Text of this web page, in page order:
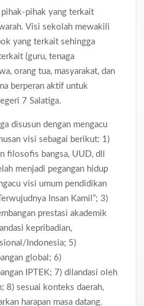
pihak yang terkait
Visi sekolah mewakili
yang terkait sehingga
(guru, tenaga
orang tua, masyarakat, dan
berperan aktif untuk
7 Salatiga.
disusun dengan mengacu
visi sebagai berikut: 1)
filosofis bangsa, UUD, dll
menjadi pegangan hidup
visi umum pendidikan
Insan Kamil”; 3)
prestasi akademik
kepribadian,
Indonesia; 5)
global; 6)
IPTEK; 7) dilandasi oleh
8) sesuai konteks daerah,
harapan masa datang.